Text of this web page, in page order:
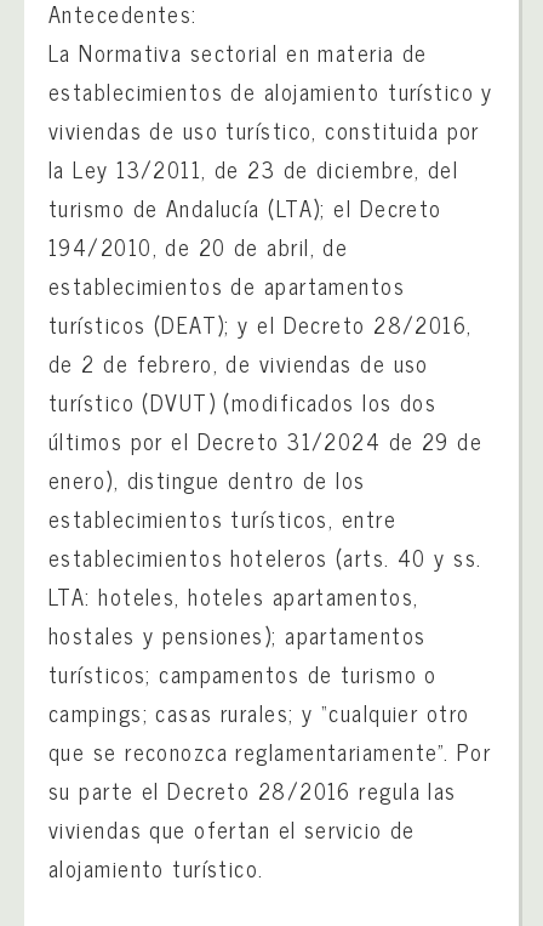
Antecedentes:
La Normativa sectorial en materia de
establecimientos de alojamiento turístico y
viviendas de uso turístico, constituida por
la Ley 13/2011, de 23 de diciembre, del
turismo de Andalucía (LTA); el Decreto
194/2010, de 20 de abril, de
establecimientos de apartamentos
turísticos (DEAT); y el Decreto 28/2016,
de 2 de febrero, de viviendas de uso
turístico (DVUT) (modificados los dos
últimos por el Decreto 31/2024 de 29 de
enero), distingue dentro de los
establecimientos turísticos, entre
establecimientos hoteleros (arts. 40 y ss.
LTA: hoteles, hoteles apartamentos,
hostales y pensiones); apartamentos
turísticos; campamentos de turismo o
campings; casas rurales; y “cualquier otro
que se reconozca reglamentariamente”. Por
su parte el Decreto 28/2016 regula las
viviendas que ofertan el servicio de
alojamiento turístico.